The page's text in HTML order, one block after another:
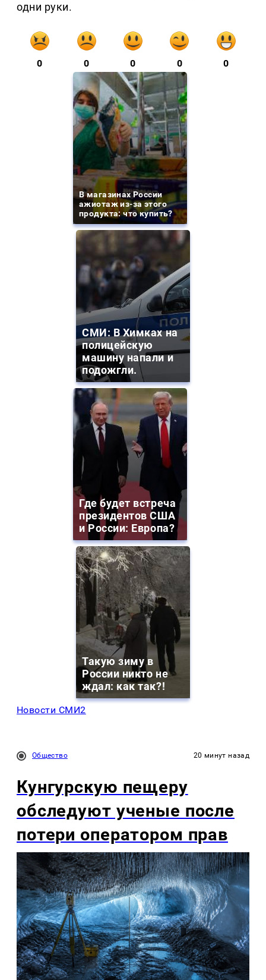
одни руки.
0 0 0 0 0
В магазинах России
ажиотаж из-за этого
продукта: что купить?
СМИ: В Химках на
полицейскую
машину напали и
подожгли.
Где будет встреча
президентов США
и России: Европа?
Такую зиму в
России никто не
ждал: как так?!
Новости СМИ2
Общество 20 минут назад
Кунгурскую пещеру
обследуют ученые после
потери оператором прав